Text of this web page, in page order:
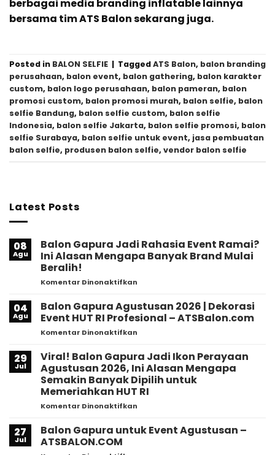
berbagai media branding inflatable lainnya
bersama tim ATS Balon sekarang juga.
Posted in BALON SELFIE | TaggedATS Balon, balon branding
perusahaan, balon event, balon gathering, balon karakter
custom, balon logo perusahaan, balon pameran, balon
promosi custom, balon promosi murah, balon selfie, balon
selfie Bandung, balon selfie custom, balon selfie
Indonesia, balon selfie Jakarta, balon selfie promosi, balon
selfie Surabaya, balon selfie untuk event, jasa pembuatan
balon selfie, produsen balon selfie, vendor balon selfie
Latest Posts
08
Agu
Balon Gapura Jadi Rahasia Event Ramai?
Ini Alasan Mengapa Banyak Brand Mulai
Beralih!
Komentar Dinonaktifkan
Gapura
Jadi
Rahasia
Ini
Alasan
Mengapa
Banyak
Brand
04
Agu
Balon Gapura Agustusan 2026 | Dekorasi
Event HUT RI Profesional – ATSBalon.com
Komentar Dinonaktifkan
Gapura
Agustusan
2026
|
Dekorasi
RI
Profesional
29
Jul
Viral! Balon Gapura Jadi Ikon Perayaan
Agustusan 2026, Ini Alasan Mengapa
Semakin Banyak Dipilih untuk
Memeriahkan HUT RI
Komentar Dinonaktifkan
Balon
Gapura
27
Jul
Balon Gapura untuk Event Agustusan –
ATSBALON.COM